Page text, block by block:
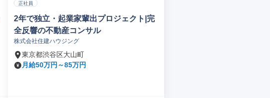
正社員
2年で独立・起業家輩出プロジェクト|完
全反響の不動産コンサル
株式会社住建ハウジング
東京都渋谷区大山町
月給50万円～85万円